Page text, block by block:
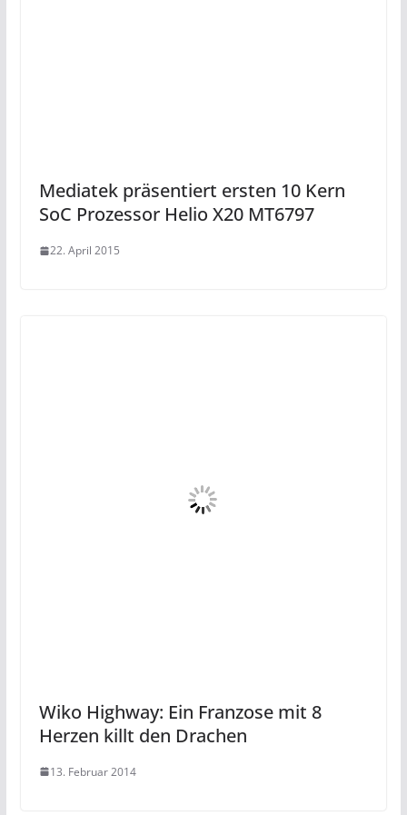
Mediatek präsentiert ersten 10 Kern
SoC Prozessor Helio X20 MT6797
22. April 2015
Wiko Highway: Ein Franzose mit 8
Herzen killt den Drachen
13. Februar 2014